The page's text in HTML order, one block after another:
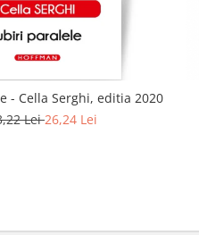
- Cella Serghi, editia 2020
Lei26,24 Lei